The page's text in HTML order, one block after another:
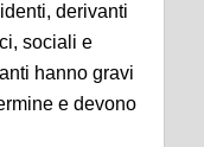
derivanti
sociali e
hanno gravi
e devono